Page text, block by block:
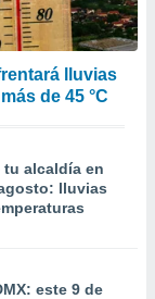
lluvias
de 45 °C
alcaldía en
lluvias
este 9 de